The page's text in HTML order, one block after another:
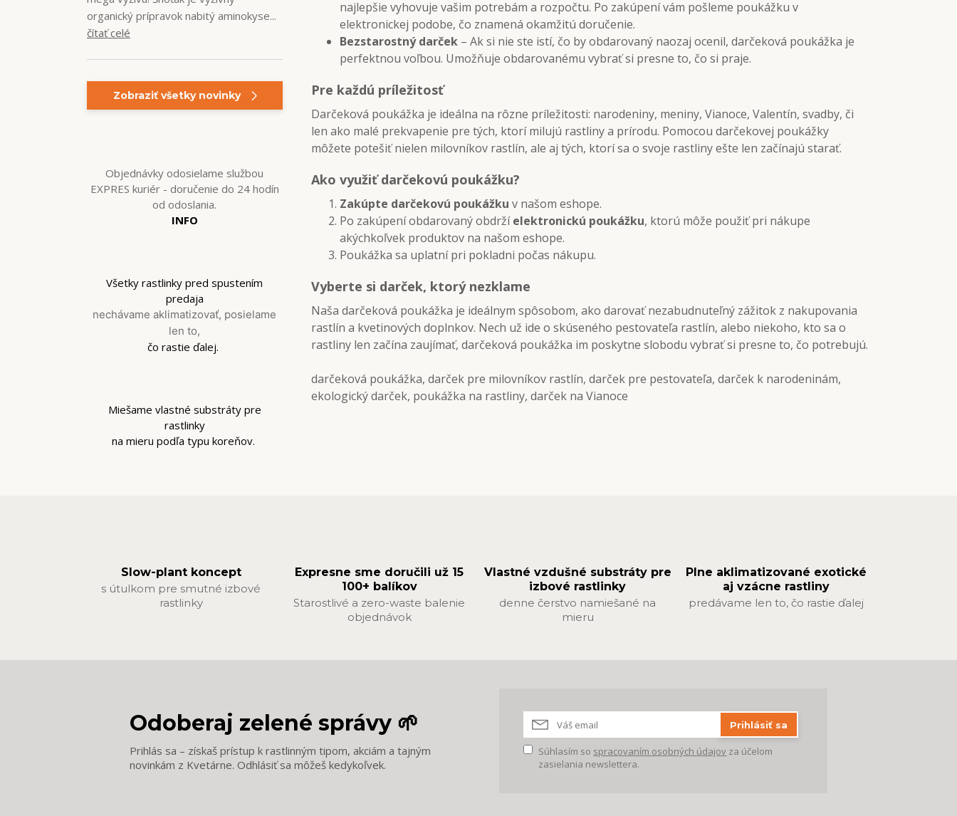
najlepšie vyhovuje vašim potrebám a rozpočtu. Po zakúpení vám pošleme poukážku v
elektronickej podobe, čo znamená okamžitú doručenie.
Bezstarostný darček– Ak si nie ste istí, čo by obdarovaný naozaj ocenil, darčeková poukážka je
perfektnou voľbou. Umožňuje obdarovanému vybrať si presne to, čo si praje.
Pre každú príležitosť
Darčeková poukážka je ideálna na rôzne príležitosti: narodeniny, meniny, Vianoce, Valentín, svadby, či
len ako malé prekvapenie pre tých, ktorí milujú rastliny a prírodu. Pomocou darčekovej poukážky
môžete potešiť nielen milovníkov rastlín, ale aj tých, ktorí sa o svoje rastliny ešte len začínajú starať.
Ako využiť darčekovú poukážku?
Zakúpte darčekovú poukážku v našom eshope.
Po zakúpení obdarovaný obdržíelektronickú poukážku, ktorú môže použiť pri nákupe
akýchkoľvek produktov na našom eshope.
Poukážka sa uplatní pri pokladni počas nákupu.
Vyberte si darček, ktorý nezklame
Naša darčeková poukážka je ideálnym spôsobom, ako darovať nezabudnuteľný zážitok z nakupovania
rastlín a kvetinových doplnkov. Nech už ide o skúseného pestovateľa rastlín, alebo niekoho, kto sa o
rastliny len začína zaujímať, darčeková poukážka im poskytne slobodu vybrať si presne to, čo potrebujú.
darčeková poukážka, darček pre milovníkov rastlín, darček pre pestovateľa, darček k narodeninám,
ekologický darček, poukážka na rastliny, darček na Vianoce
organický prípravok nabitý aminokyse...
čítať celé
Zobraziť všetky novinky
Objednávky odosielame službou
EXPRES kuriér - doručenie do 24 hodín
od odoslania.
INFO
Všetky rastlinky pred spustením
predaja
nechávame aklimatizovať, posielame
len to,
čo rastie ďalej.
Miešame vlastné substráty pre
rastlinky
na mieru podľa typu koreňov.
Slow-plant koncept
s útulkom pre smutné izbové
rastlinky
Expresne sme doručili už 15
100+ balíkov
Starostlivé a zero-waste balenie
objednávok
Vlastné vzdušné substráty pre
izbové rastlinky
denne čerstvo namiešané na
mieru
Plne aklimatizované exotické
aj vzácne rastliny
predávame len to, čo rastie ďalej
Odoberaj zelené správy 🌱
Prihlás sa – získaš prístup k rastlinným tipom, akciám a tajným
novinkám z Kvetárne. Odhlásiť sa môžeš kedykoľvek.
Prihlásiť sa
Súhlasím so spracovaním osobných údajov za účelom
zasielania newslettera.